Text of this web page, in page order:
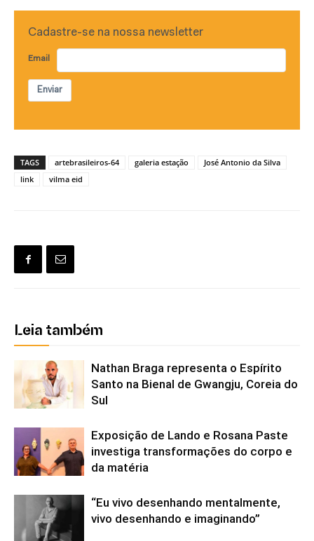
Cadastre-se na nossa newsletter
Email
Enviar
TAGS artebrasileiros-64 galeria estação
José Antonio da Silva
link
vilma eid
Leia também
Nathan Braga representa o Espírito
Santo na Bienal de Gwangju, Coreia do
Sul
Exposição de Lando e Rosana Paste
investiga transformações do corpo e
da matéria
“Eu vivo desenhando mentalmente,
vivo desenhando e imaginando”